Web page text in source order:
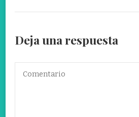
Deja una respuesta